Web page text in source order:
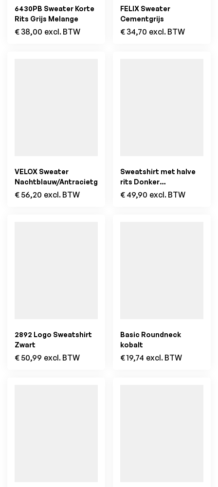
6430PB Sweater Korte
Rits Grijs Melange
€ 38,00 excl. BTW
FELIX Sweater
Cementgrijs
€ 34,70 excl. BTW
VELOX Sweater
Nachtblauw/Antracietgrijs
€ 56,20 excl. BTW
Sweatshirt met halve
rits Donker
marineblauw
€ 49,90 excl. BTW
2892 Logo Sweatshirt
Zwart
€ 50,99 excl. BTW
Basic Roundneck
kobalt
€19,74 excl. BTW